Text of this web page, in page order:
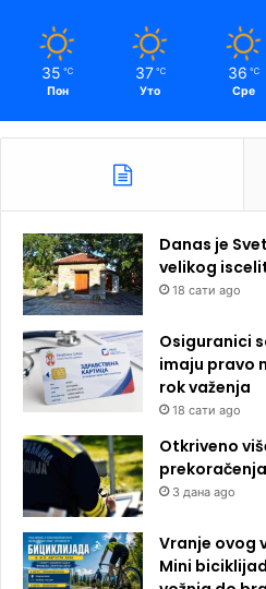
35 ℃
Пон
37 ℃
Уто
36 ℃
Сре
Danas je
velikog
18 сати ago
Osiguranici
imaju pravo
rok važenja
18 сати ago
Otkriveno
3 дана ago
Vranje ovog
Mini